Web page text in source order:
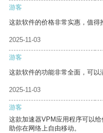
游客
这款软件的价格非常实惠，值得
2025-11-03
游客
这款软件的功能非常全面，可以
2025-11-03
游客
这款加速器VPM应用程序可以
助你在网络上自由移动。